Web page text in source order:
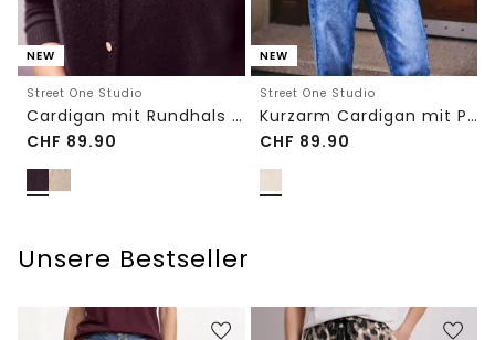
NEW
Street One Studio
Cardigan mit Rundhals und Knöpfen
CHF 89.90
NEW
Street One Studio
Kurzarm Cardigan mit Polokragen
CHF 89.90
Unsere Bestseller